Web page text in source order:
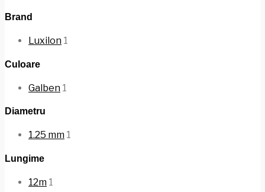
Brand
Luxilon 1
Culoare
Galben 1
Diametru
1.25 mm 1
Lungime
12m 1